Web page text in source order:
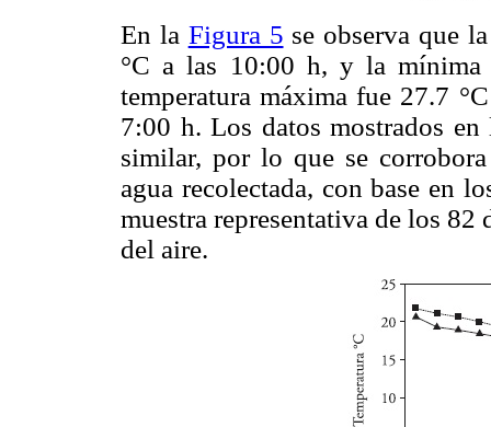
En la Figura 5 se observa que
°C a las 10:00 h, y la
temperatura máxima fue 27.7
7:00 h. Los datos mostrados
similar, por lo que se
agua recolectada, con base en
muestra representativa de los
del aire.